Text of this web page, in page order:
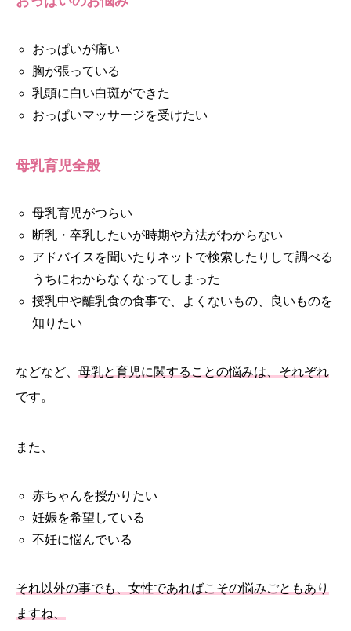
おっぱいが痛い
胸が張っている
乳頭に白い白斑ができた
おっぱいマッサージを受けたい
母乳育児全般
母乳育児がつらい
断乳・卒乳したいが時期や方法がわからない
アドバイスを聞いたりネットで検索したりして調べる
うちにわからなくなってしまった
授乳中や離乳食の食事で、よくないもの、良いものを
知りたい
などなど、 母乳と育児に関することの悩みは、それぞれ
です。
また、
赤ちゃんを授かりたい
妊娠を希望している
不妊に悩んでいる
それ以外の事でも、女性であればこその悩みごともあり
ますね、